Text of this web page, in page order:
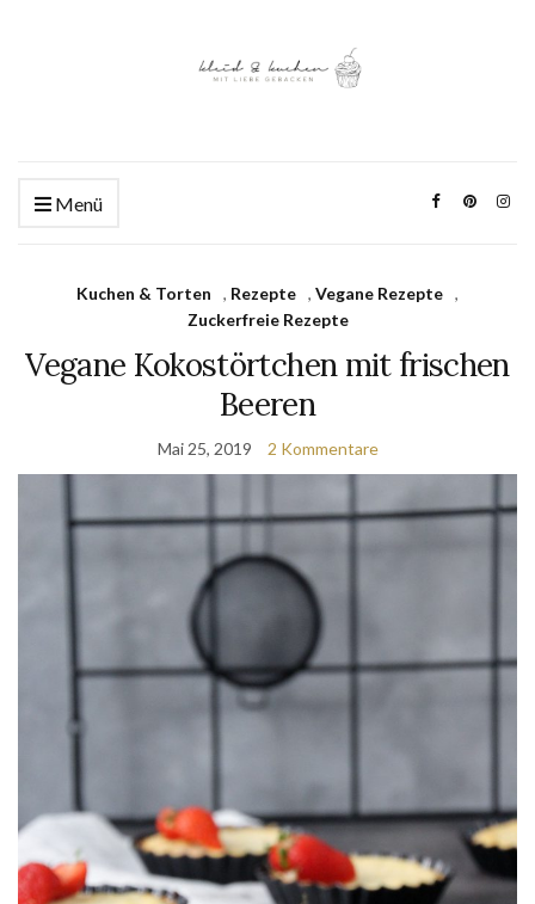
Menü
Kuchen & Torten , Rezepte , Vegane Rezepte ,
Zuckerfreie Rezepte
Vegane Kokostörtchen mit frischen
Beeren
Mai 25, 2019 2 Kommentare